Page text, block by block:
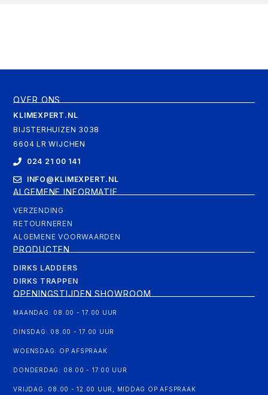
OVER ONS
KLIMEXPERT.NL
BIJSTERHUIZEN 3038
6604 LR WIJCHEN
024 21 00 141
INFO@KLIMEXPERT.NL
ALGEMENE INFORMATIE
VERZENDING
RETOURNEREN
ALGEMENE VOORWAARDEN
PRODUCTEN
DIRKS LADDERS
DIRKS TRAPPEN
OPENINGSTIJDEN SHOWROOM
MAANDAG: 08.00 - 17.00 UUR
DINSDAG: 08.00 - 17.00 UUR
WOENSDAG: OP AFSPRAAK
DONDERDAG: 08.00 - 17.00 UUR
VRIJDAG: 08.00 - 12.00 UUR, MIDDAG OP AFSPRAAK